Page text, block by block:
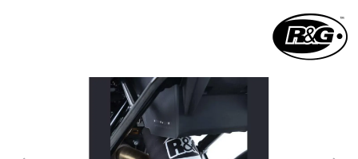
Bildergalerie überspringen